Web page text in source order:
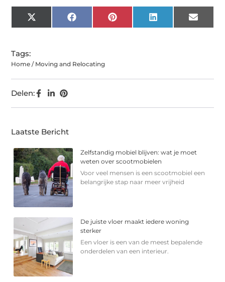
X
(Twitter)
Facebook Pinterest LinkedIn Email
Tags:
Home / Moving and Relocating
Delen:
Laatste Bericht
Zelfstandig mobiel blijven: wat je moet
weten over scootmobielen
Voor veel mensen is een scootmobiel een
belangrijke stap naar meer vrijheid
De juiste vloer maakt iedere woning
sterker
Een vloer is een van de meest bepalende
onderdelen van een interieur.